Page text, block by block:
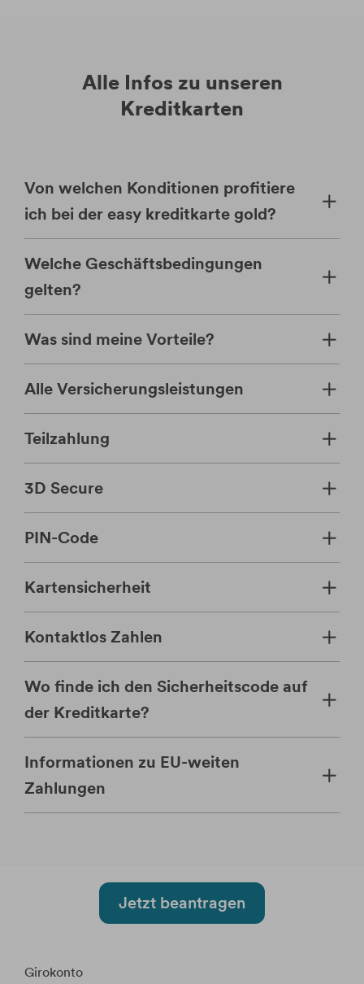
Alle Infos zu unseren
Kreditkarten
Von welchen Konditionen profitiere
ich bei der easy kreditkarte gold?
Welche Geschäftsbedingungen
gelten?
Was sind meine Vorteile?
Alle Versicherungsleistungen
Teilzahlung
3D Secure
PIN-Code
Kartensicherheit
Kontaktlos Zahlen
Wo finde ich den Sicherheitscode auf
der Kreditkarte?
Informationen zu EU-weiten
Zahlungen
Jetzt beantragen
Girokonto